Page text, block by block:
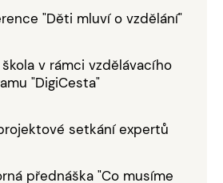
"Děti mluví o vzdělání"
v rámci vzdělávacího
"DigiCesta"
setkání expertů
přednáška "Co musíme